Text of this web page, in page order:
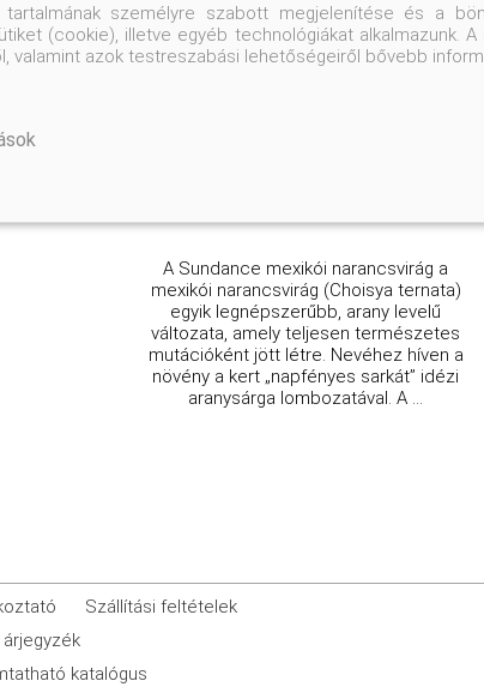
Aranysárga mexikói
Choisya ternata 'Sundance'
A Sundance mexikói narancsvirág a
mexikói narancsvirág (Choisya ternata)
egyik legnépszerűbb, arany levelű
változata, amely teljesen természetes
mutációként jött létre. Nevéhez híven a
növény a kert „napfényes sarkát” idézi
aranysárga lombozatával. A ...
Szállítási feltételek
árjegyzék
katalógus
tartalmának személyre szabott megjelenítése és a
(cookie), illetve egyéb technológiákat alkalmazunk. A
valamint azok testreszabási lehetőségeiről bővebb